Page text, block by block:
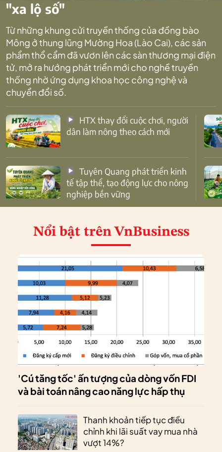
"xa lộ số"
Từ những khung cửi truyền thống của đồng bào
Mông ở thung lũng Mường Hoa (Lào Cai), các sản
phẩm thổ cẩm đã vươn lên các sàn thương mại điện
tử, mở ra hướng phát triển mới cho nghề truyền
thống nhờ ứng dụng khoa học công nghệ và
chuyển đổi số.
dân làm nông theo cách mới
tế tập thể, tạo động lực cho nông
nghiệp bền vững
Nổi bật trên VnBusiness
'Cú tăng tốc' ấn tượng của dòng vốn FDI
và bài toán nâng cao năng lực hấp thụ
Thanh khoản tiếp tục điều
chỉnh khi lãi suất vay mua nhà
vượt 14%?